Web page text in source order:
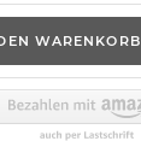
WARENKORB